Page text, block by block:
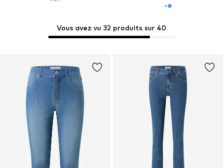
Vous avez vu 32 produits sur 40